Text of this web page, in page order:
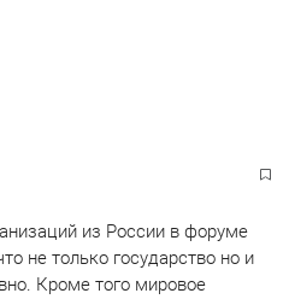
из России в форуме
не только государство но и
Кроме того мировое